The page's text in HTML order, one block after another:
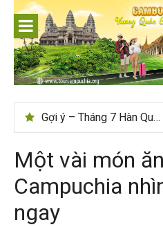
content
Tips du lịch Sri Lanka trọn vẹn cho người mới
Gợi ý – Tháng 7 Hàn Quốc nên đi đâu, mặc gì đẹp?
Một vài món
Campuchia
ngay